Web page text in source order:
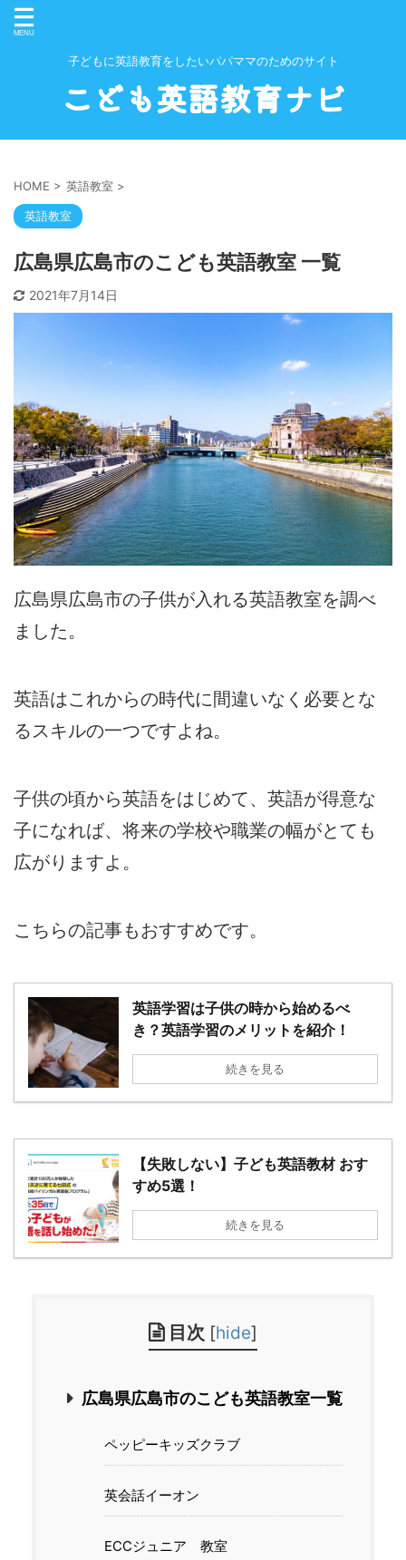
子どもに英語教育をしたいパパママのためのサイト
こども英語教育ナビ
HOME > 英語教室 >
英語教室
広島県広島市のこども英語教室 一覧
2021年7月14日
広島県広島市の子供が入れる英語教室を調べ
ました。
英語はこれからの時代に間違いなく必要とな
るスキルの一つですよね。
子供の頃から英語をはじめて、英語が得意な
子になれば、将来の学校や職業の幅がとても
広がりますよ。
こちらの記事もおすすめです。
英語学習は子供の時から始めるべ
き？英語学習のメリットを紹介！
続きを見る
【失敗しない】子ども英語教材 おす
すめ5選！
続きを見る
目次 [hide]
広島県広島市のこども英語教室一覧
ペッピーキッズクラブ
英会話イーオン
ECCジュニア 教室